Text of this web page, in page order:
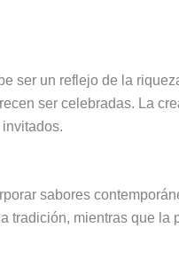
ser un reflejo de la
ser celebradas. La
sabores
tradición, mientras que la